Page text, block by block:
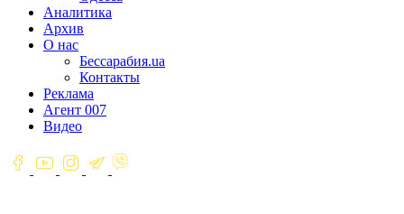
Аналитика
Архив
О нас
Бессарабия.ua
Контакты
Реклама
Агент 007
Видео